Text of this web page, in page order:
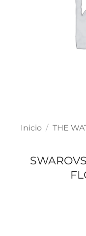
Inicio / THE